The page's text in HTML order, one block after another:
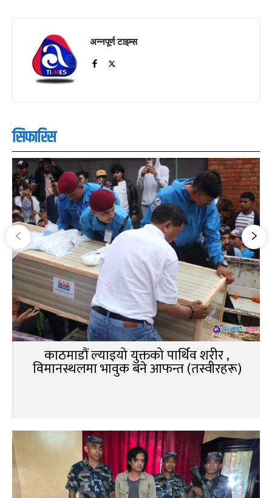
अन्नपूर्ण टाइम्स
सिफारिस
काठमाडौं ल्याइयो युक्तको पार्थिव शरीर ,
विमानस्थलमा भावुक बने आफन्त (तस्वीरहरू)